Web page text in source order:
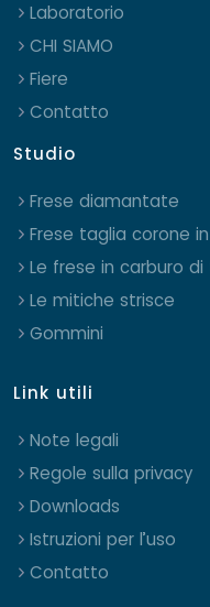
Laboratorio
CHI SIAMO
Fiere
Contatto
Studio
Frese diamantate
Frese taglia corone
Le frese in carburo
Le mitiche strisce
Gommini
Link utili
Note legali
Regole sulla privacy
Downloads
Istruzioni per l’uso
Contatto